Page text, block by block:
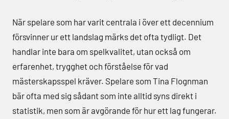
När spelare som har varit centrala i över ett decennium
försvinner ur ett landslag märks det ofta tydligt. Det
handlar inte bara om spelkvalitet, utan också om
erfarenhet, trygghet och förståelse för vad
mästerskapsspel kräver. Spelare som Tina Flognman
bär ofta med sig sådant som inte alltid syns direkt i
statistik, men som är avgörande för hur ett lag fungerar.